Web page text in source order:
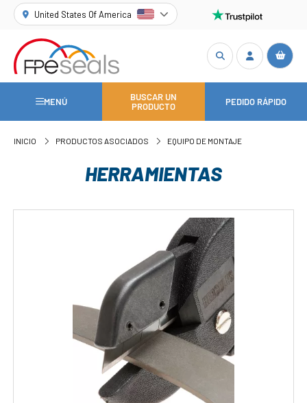
United States Of America
MENÚ
BUSCAR UN
PRODUCTO
PEDIDO RÁPIDO
INICIO PRODUCTOS ASOCIADOS EQUIPO DE MONTAJE
HERRAMIENTAS